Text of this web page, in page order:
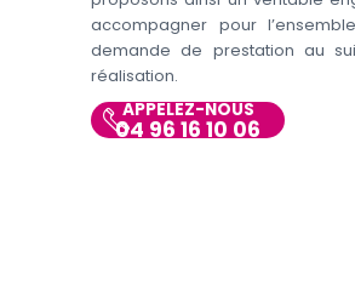
accompagner pour
demande de prestation au
réalisation.
APPELEZ-NOUS
04 96 16 10 06